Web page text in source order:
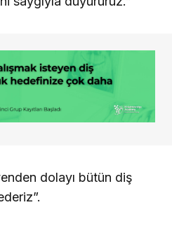
dolayı bütün diş